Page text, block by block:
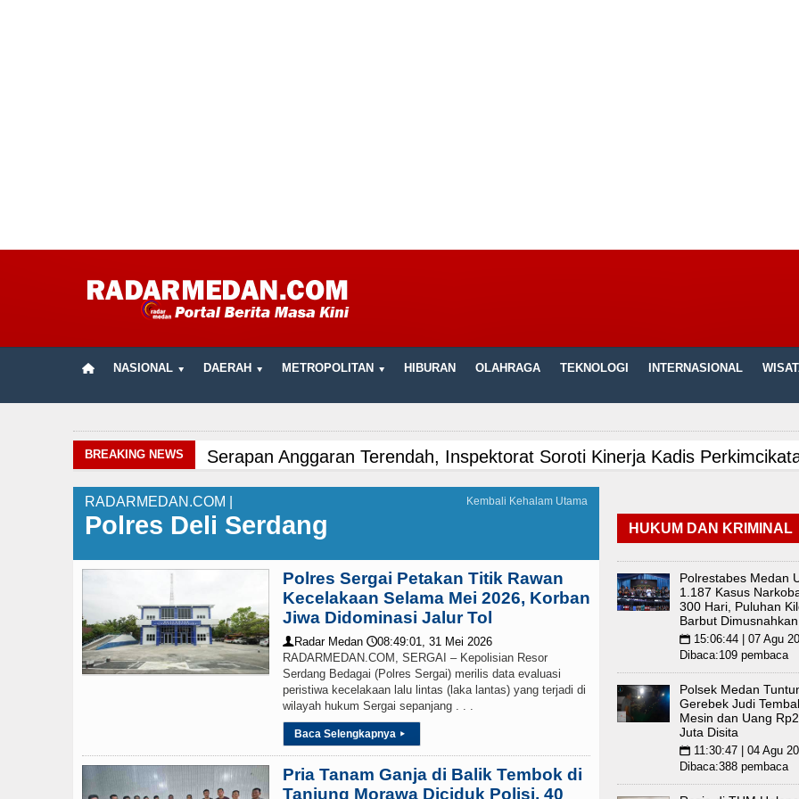
NASIONAL DAERAH METROPOLITAN HIBURAN OLAHRAGA TEKNOLOGI INTERNASIONAL
BREAKING NEWS Serapan Anggaran Terendah, Inspektorat Soroti Kinerja Kadis
Pemkab Taput Restrukturisasi Pinjaman PEN Jadi 15 Tahun? Tujuh
Masyarakat Desak APH Bongkar Penadah Kayu Hutan illegal di Karo
Manchester City vs Atletico Madrid Persahabatan di Seoul Minggu 9
Sinergi Jaga Kelestarian Alam, Pemkab Tapanuli Utara Gotong Royong
Bayern Munich Menang Tipis Atas Aston Villa Laga Persahabatan di Hong
Liverpool vs Monaco Laga Persahabatan di Anfield Minggu 9 Agustus
Gubernur Bobby Nasution Siapkan Rumah Produksi Kelapa di Nias Utara
Tujuh Tewas dalam Penembakan Massal di Sebuah Sekolah di Thailand
Kembali Kehalam Utama
RADARMEDAN.COM |
Polres Deli Serdang
Polres Sergai Petakan Titik Rawan
Kecelakaan Selama Mei 2026, Korban
Jiwa Didominasi Jalur Tol
👤 Radar Medan 🕔08:49:01, 31 Mei 2026
RADARMEDAN.COM, SERGAI – Kepolisian Resor
Serdang Bedagai (Polres Sergai) merilis data evaluasi
peristiwa kecelakaan lalu lintas (laka lantas) yang terjadi di
wilayah hukum Sergai sepanjang . . .
Baca Selengkapnya ▸
Pria Tanam Ganja di Balik Tembok di
Tanjung Morawa Diciduk Polisi, 40
HUKUM DAN KRIMINAL
Polrestabes Medan
1.187 Kasus
300 Hari, Puluhan
Barbut Dimusnahkan
📅 15:06:44 | 07 Agu
Dibaca:109 pembaca
Polsek Medan
Gerebek Judi
Mesin dan Uang
Juta Disita
📅 11:30:47 | 04 Agu
Dibaca:388 pembaca